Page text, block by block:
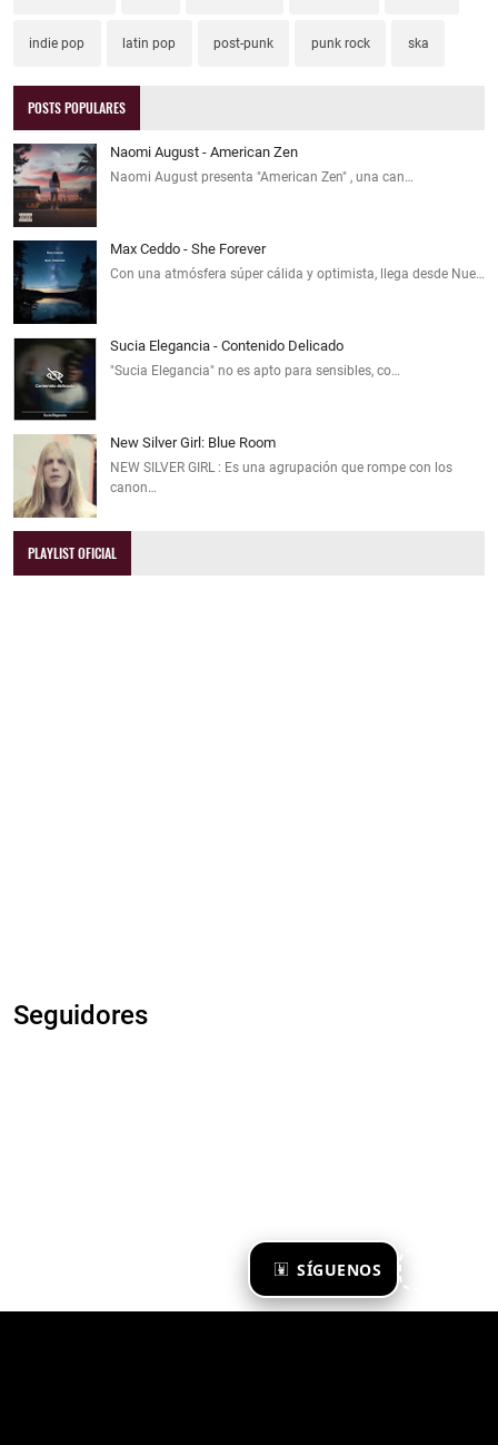
SÍGUENOS
indie pop latin pop post-punk punk rock ska
POSTS POPULARES
Naomi August - American Zen
Naomi August presenta "American Zen" , una can…
Max Ceddo - She Forever
Con una atmósfera súper cálida y optimista, llega desde Nue…
Sucia Elegancia - Contenido Delicado
"Sucia Elegancia" no es apto para sensibles, co…
New Silver Girl: Blue Room
NEW SILVER GIRL : Es una agrupación que rompe con los
canon…
PLAYLIST OFICIAL
Seguidores